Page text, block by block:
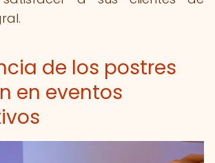
de los postres
en eventos